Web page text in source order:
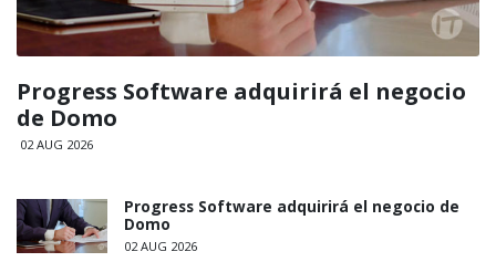
Progress Software adquirirá el negocio
de Domo
02 AUG 2026
Progress Software adquirirá el negocio de
Domo
02 AUG 2026